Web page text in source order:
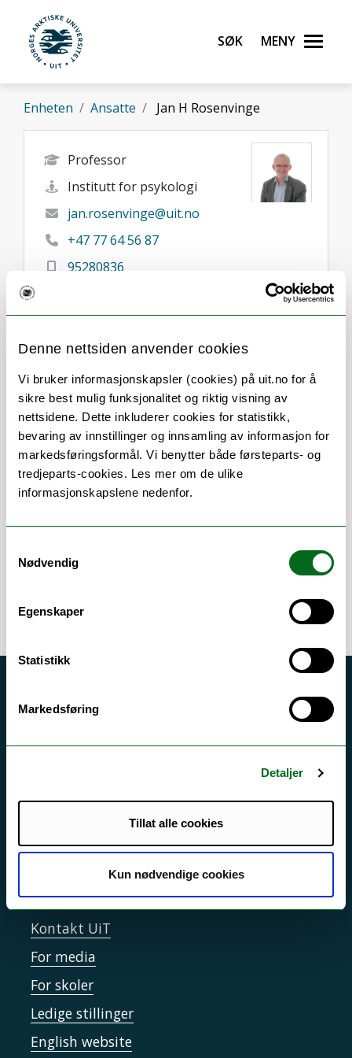
Denne nettsiden anvender cookies
Vi bruker informasjonskapsler (cookies) på uit.no for å
sikre best mulig funksjonalitet og riktig visning av
nettsidene. Dette inkluderer cookies for statistikk,
bevaring av innstillinger og innsamling av informasjon for
markedsføringsformål. Vi benytter både førsteparts- og
tredjeparts-cookies. Les mer om de ulike
informasjonskapslene nedenfor.
Nødvendig
Egenskaper
Statistikk
Markedsføring
Detaljer
Tillat alle cookies
Kun nødvendige cookies
Gå til hovedinnhold
UiT Norges arktiske universitet
Søk Meny
Enheten Ansatte Jan H Rosenvinge
Professor
Institutt for psykologi
jan.rosenvinge@uit.no
+47 77 64 56 87
95280836
Her finner du meg
Om
Forskning og undervisning
CV
Publikasjoner
Her finner du meg
Driftsmeldinger
Sikkerhet, beredskap og personvern
Kontakt UiT
For media
For skoler
Ledige stillinger
English website